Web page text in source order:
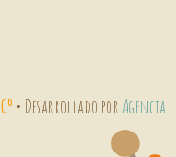
• Desarrollado porAgencia